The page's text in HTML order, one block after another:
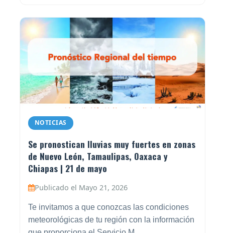
NOTICIAS
Se pronostican lluvias muy fuertes en zonas
de Nuevo León, Tamaulipas, Oaxaca y
Chiapas | 21 de mayo
Publicado el Mayo 21, 2026
Te invitamos a que conozcas las condiciones
meteorológicas de tu región con la información